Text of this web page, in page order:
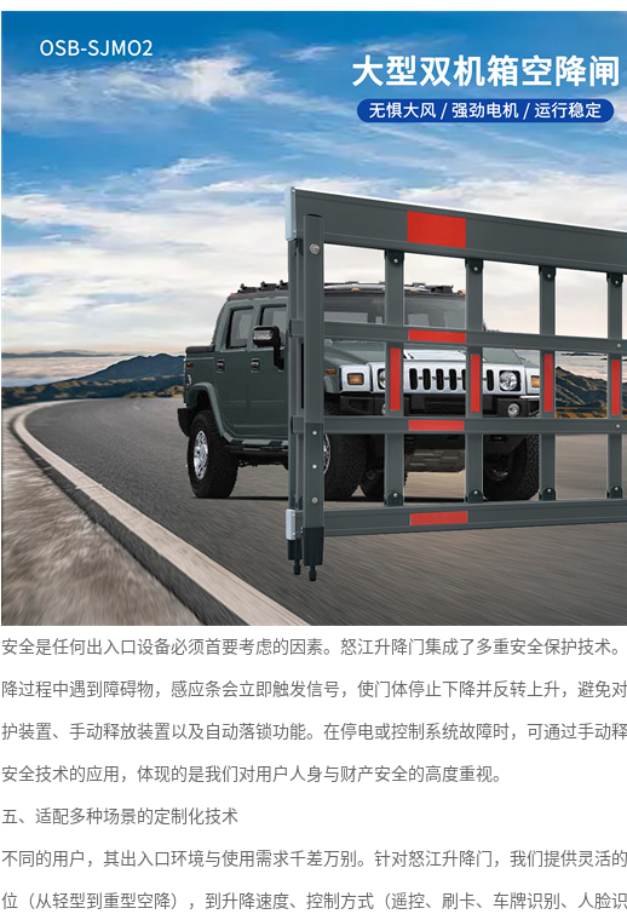
安全是任何出入口设备必须首要考虑的因素。怒江升降门集成了多重安全保护技术
降过程中遇到障碍物，感应条会立即触发信号，使门体停止下降并反转上升，避免
护装置、手动释放装置以及自动落锁功能。在停电或控制系统故障时，可通过手动
安全技术的应用，体现的是我们对用户人身与财产安全的高度重视。
五、适配多种场景的定制化技术
不同的用户，其出入口环境与使用需求千差万别。针对怒江升降门，我们提供灵活
位（从轻型到重型空降），到升降速度、控制方式（遥控、刷卡、车牌识别、人脸